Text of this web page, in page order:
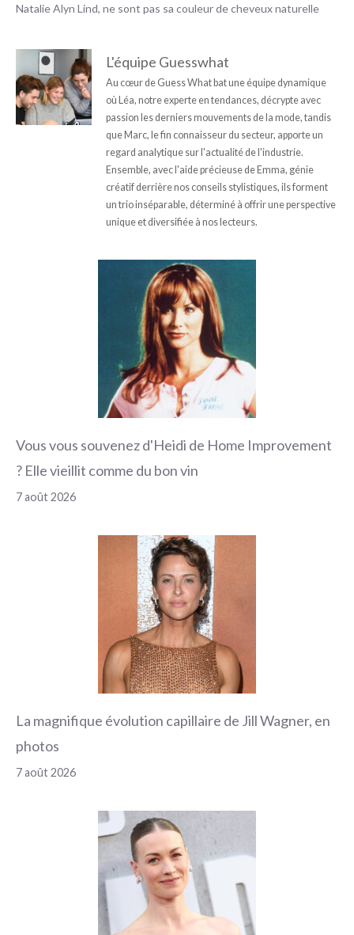
Natalie Alyn Lind, ne sont pas sa couleur de cheveux naturelle
L'équipe Guesswhat
Au cœur de Guess What bat une équipe dynamique
où Léa, notre experte en tendances, décrypte avec
passion les derniers mouvements de la mode, tandis
que Marc, le fin connaisseur du secteur, apporte un
regard analytique sur l'actualité de l'industrie.
Ensemble, avec l'aide précieuse de Emma, génie
créatif derrière nos conseils stylistiques, ils forment
un trio inséparable, déterminé à offrir une perspective
unique et diversifiée à nos lecteurs.
Vous vous souvenez d'Heidi de Home Improvement
? Elle vieillit comme du bon vin
7 août 2026
La magnifique évolution capillaire de Jill Wagner, en
photos
7 août 2026